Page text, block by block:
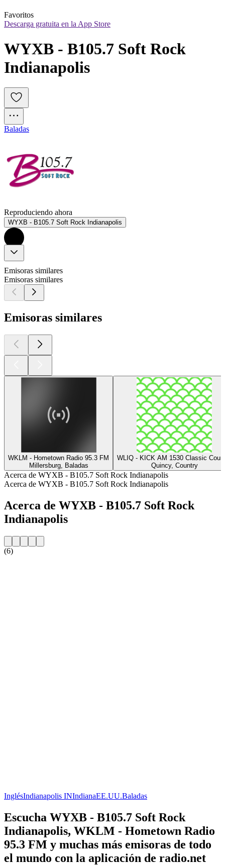
Favoritos
Descarga gratuita en la App Store
WYXB - B105.7 Soft Rock
Indianapolis
Baladas
Reproduciendo ahora
WYXB - B105.7 Soft Rock Indianapolis
Emisoras similares
Emisoras similares
Emisoras similares
WKLM - Hometown Radio 95.3 FM
Millersburg, Baladas
WLIQ - KICK AM 1530 Classic
Quincy, Country
Acerca de WYXB - B105.7 Soft Rock Indianapolis
Acerca de WYXB - B105.7 Soft Rock Indianapolis
Acerca de WYXB - B105.7 Soft Rock
Indianapolis
(6)
InglésIndianapolis INIndianaEE.UU.Baladas
Escucha WYXB - B105.7 Soft Rock
Indianapolis, WKLM - Hometown Radio
95.3 FM y muchas más emisoras de todo
el mundo con la aplicación de radio.net